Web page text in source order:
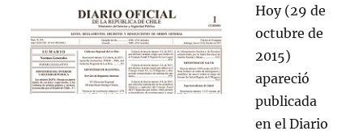
Hoy (29 de
octubre de
2015)
apareció
publicada
en el Diario